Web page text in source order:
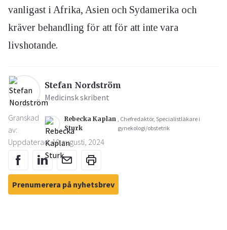
vanligast i Afrika, Asien och Sydamerika och
kräver behandling för att för att inte vara
livshotande.
Stefan Nordström
Medicinsk skribent
Granskad
av:
Rebecka Kaplan
Sturk
, Chefredaktör, Specialistläkare i
gynekologi/obstetrik
Uppdaterad: 10 augusti, 2024
Prenumerera på nyhetsbrev